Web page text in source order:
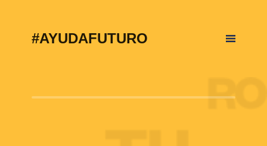
#AYUDAFUTURO